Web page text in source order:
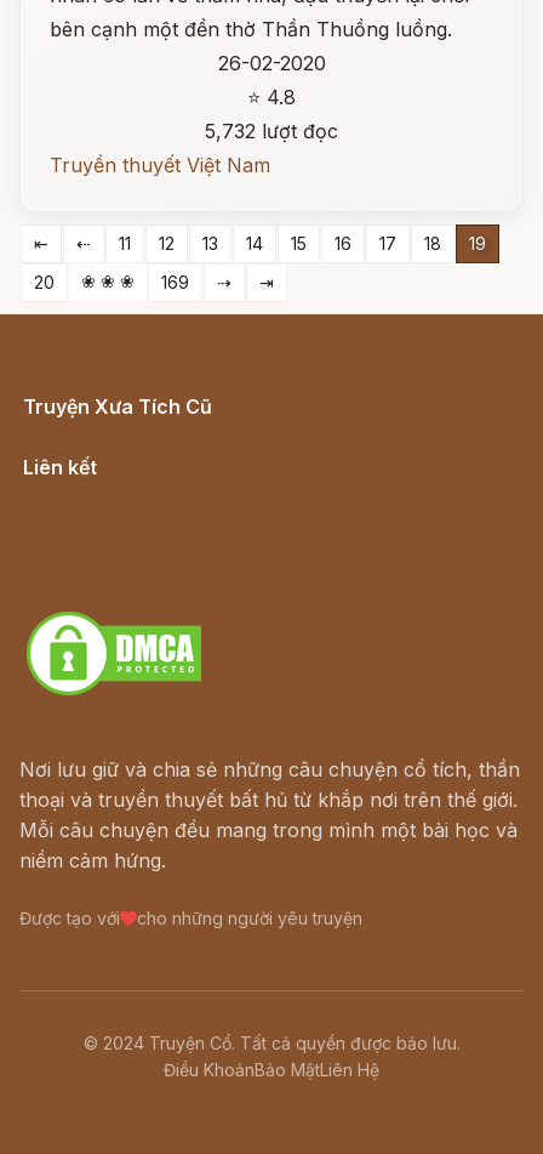
bên cạnh một đền thờ Thần Thuồng luồng.
26-02-2020
⭐ 4.8
5,732 lượt đọc
Truyền thuyết Việt Nam
⇤ ⇠ 11 12 13 14 15 16 17 18
19
20
❀ ❀ ❀ 169 ⇢ ⇥
Truyện Xưa Tích Cũ
Liên kết
Nơi lưu giữ và chia sẻ những câu chuyện cổ tích, thần
thoại và truyền thuyết bất hủ từ khắp nơi trên thế giới.
Mỗi câu chuyện đều mang trong mình một bài học và
niềm cảm hứng.
Được tạo với cho những người yêu truyện
© 2024 Truyện Cổ. Tất cả quyền được bảo lưu.
Điều KhoảnBảo MậtLiên Hệ